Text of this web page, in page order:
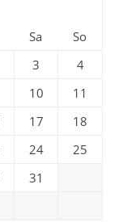
Sa
So
3
4
10
11
17
18
24
25
31